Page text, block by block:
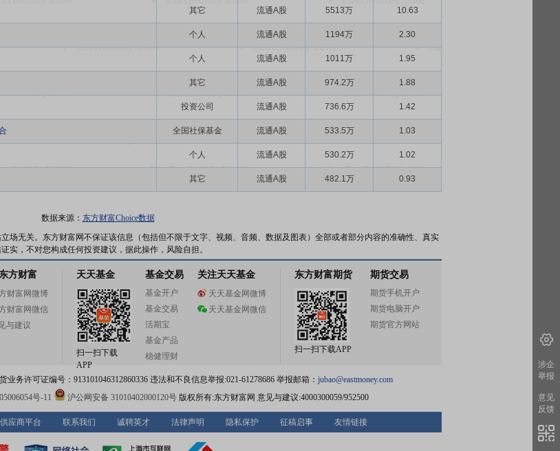
其它 流通A股 5513万 10.63
个人 流通A股 1194万 2.30
个人 流通A股 1011万 1.95
其它 流通A股 974.2万 1.88
投资公司 流通A股 736.6万 1.42
全国社保基金 流通A股 533.5万 1.03
个人 流通A股 530.2万 1.02
其它 流通A股 482.1万 0.93
数据来源： 东方财富Choice数据
场无关。东方财富网不保证该信息（包括但不限于文字、视频、音频、数据及图表）全部或者部分内容的准确性、真实
实，不对您构成任何投资建议，据此操作，风险自担。
方财富
财富网微博
财富网微信
与建议
天天基金
扫一扫下载
APP
基金交易
基金开户
基金交易
活期宝
基金产品
稳健理财
关注天天基金
天天基金网微博
天天基金网微信
东方财富期货
扫一扫下载APP
期货交易
期货手机开户
期货电脑开户
期货官方网站
务许可证编号：913101046312860336 违法和不良信息举报:021-61278686 举报邮箱： jubao@eastmoney.com
号-11 沪公网安备 31010402000120号版权所有:东方财富网 意见与建议:4000300059/952500
供应商平台 联系我们 诚聘英才 法律声明 隐私保护 征稿启事 友情链接
涉企
举报
意见
反馈